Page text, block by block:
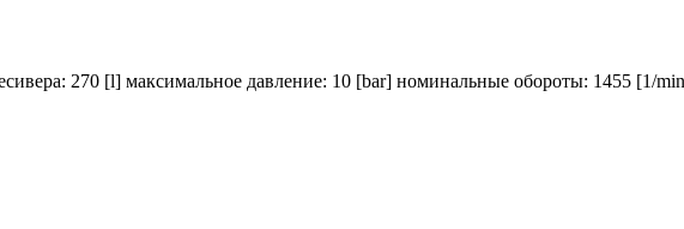
270 [l] максимальное давление: 10 [bar] номинальные обороты: 1455 [1/